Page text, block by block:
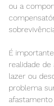
ou a
É
realidade de
lazer ou
problema